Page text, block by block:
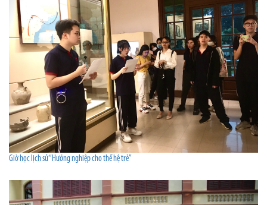
Giờ học lịch sử “Hướng nghiệp cho thế hệ trẻ”